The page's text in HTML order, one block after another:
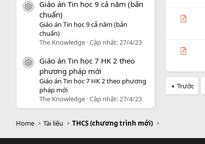
icon tài liệu
Giáo án Tin học 9 cả năm (bản
chuẩn)
Giáo án Tin học 9 cả năm (bản
chuẩn)
The Knowledge Cập nhật:27/4/23
icon tài liệu
Giáo án Tin học 7 HK 2 theo
phương pháp mới
Giáo án Tin học 7 HK 2 theo phương
pháp mới
The Knowledge Cập nhật: 27/4/23
Trước
Home Tài liệu THCS (chương trình mới)